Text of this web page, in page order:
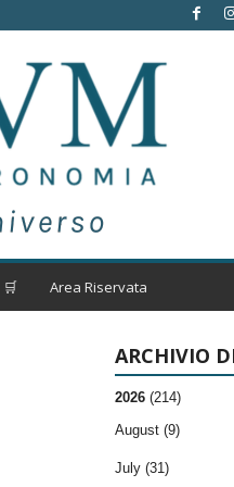
🛒 Area Riservata
ARCHIVIO
2026 (214)
August (9)
July (31)